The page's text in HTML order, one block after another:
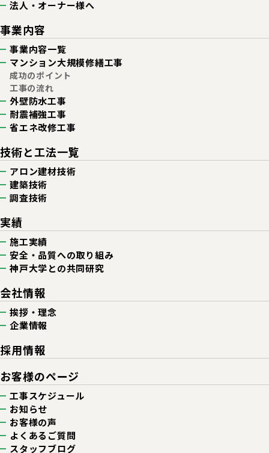
法人・オーナー様へ
事業内容
事業内容一覧
マンション大規模修繕工事
成功のポイント
工事の流れ
外壁防水工事
耐震補強工事
省エネ改修工事
技術と工法一覧
アロン建材技術
建築技術
調査技術
実績
施工実績
安全・品質への取り組み
神戸大学との共同研究
会社情報
挨拶・理念
企業情報
採用情報
お客様のページ
工事スケジュール
お知らせ
お客様の声
よくあるご質問
スタッフブログ